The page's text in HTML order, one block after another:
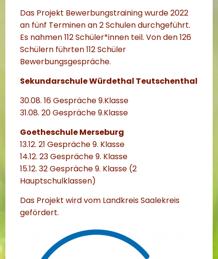
Das Projekt Bewerbungstraining wurde 2022
an fünf Terminen an 2 Schulen durchgeführt.
Es nahmen 112 Schüler*innen teil. Von den 126
Schülern führten 112 Schüler
Bewerbungsgespräche.
Sekundarschule Würdethal Teutschenthal
30.08. 16 Gespräche 9.Klasse
31.08. 20 Gespräche 9.Klasse
Goetheschule Merseburg
13.12. 21 Gespräche 9. Klasse
14.12. 23 Gespräche 9. Klasse
15.12. 32 Gespräche 9. Klasse (2
Hauptschulklassen)
Das Projekt wird vom Landkreis Saalekreis
gefördert.